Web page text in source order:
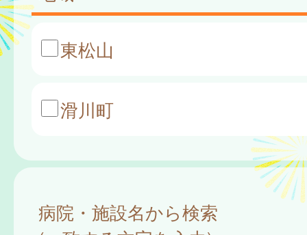
東松山
滑川町
病院・施設名から検索